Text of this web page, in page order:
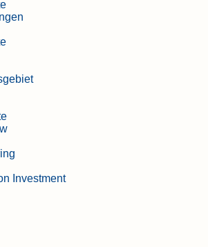
Investment